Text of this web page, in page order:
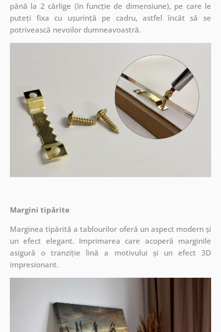
până la 2 cârlige (în funcție de dimensiune), pe care le
puteți fixa cu ușurință pe cadru, astfel încât să se
potrivească nevoilor dumneavoastră.
Margini tipărite
Marginea tipărită a tablourilor oferă un aspect modern și
un efect elegant. Imprimarea care acoperă marginile
asigură o tranziție lină a motivului și un efect 3D
impresionant.